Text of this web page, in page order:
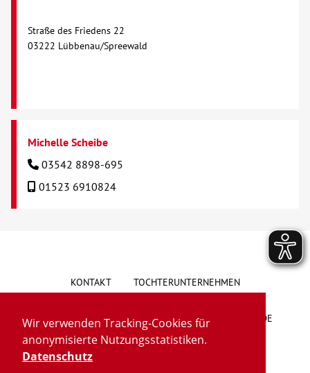
Wir verwenden Tracking-Cookies für
anonymisierte Nutzungsstatistiken.
Datenschutz
Straße des Friedens 22
03222 Lübbenau/Spreewald
Michelle Scheibe
03542 8898-695
01523 6910824
KONTAKT TOCHTERUNTERNEHMEN
HINWEISGEBERSYSTEM VORSCHLAG/BESCHWERDE
LIEFERKETTENGESETZ